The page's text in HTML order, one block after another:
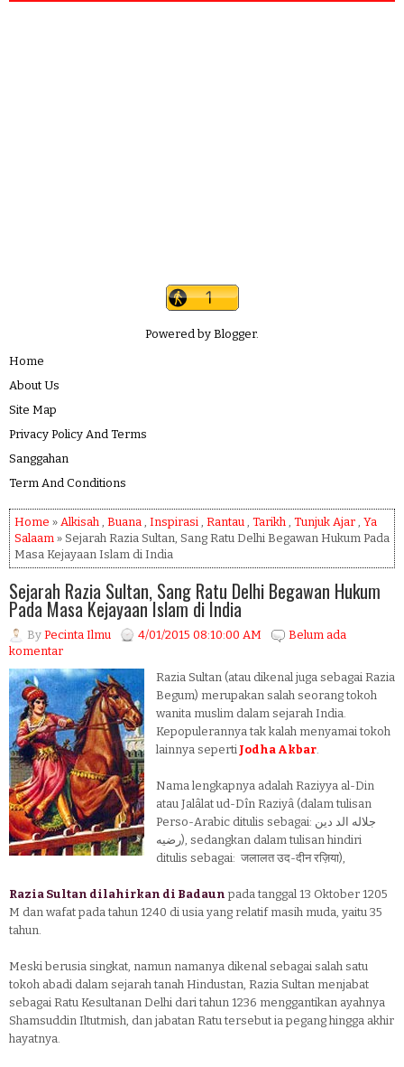
Powered by Blogger.
Home
About Us
Site Map
Privacy Policy And Terms
Sanggahan
Term And Conditions
Home » Alkisah , Buana , Inspirasi , Rantau , Tarikh , Tunjuk Ajar , Ya
Salaam » Sejarah Razia Sultan, Sang Ratu Delhi Begawan Hukum Pada
Masa Kejayaan Islam di India
Sejarah Razia Sultan, Sang Ratu Delhi Begawan Hukum
Pada Masa Kejayaan Islam di India
By Pecinta Ilmu 4/01/2015 08:10:00 AM
Belum ada
komentar
Razia Sultan (atau dikenal juga sebagai Razia
Begum) merupakan salah seorang tokoh
wanita muslim dalam sejarah India.
Kepopulerannya tak kalah menyamai tokoh
lainnya seperti Jodha Akbar.
Nama lengkapnya adalah Raziyya al-Din
atau Jalâlat ud-Dîn Raziyâ (dalam tulisan
Perso-Arabic ditulis sebagai: جلاله الد دین
رضیه), sedangkan dalam tulisan hindiri
ditulis sebagai: जलालत उद-दीन रज़िया),
Razia Sultan dilahirkan di Badaun pada tanggal 13 Oktober 1205
M dan wafat pada tahun 1240 di usia yang relatif masih muda, yaitu 35
tahun.
Meski berusia singkat, namun namanya dikenal sebagai salah satu
tokoh abadi dalam sejarah tanah Hindustan, Razia Sultan menjabat
sebagai Ratu Kesultanan Delhi dari tahun 1236 menggantikan ayahnya
Shamsuddin Iltutmish, dan jabatan Ratu tersebut ia pegang hingga akhir
hayatnya.